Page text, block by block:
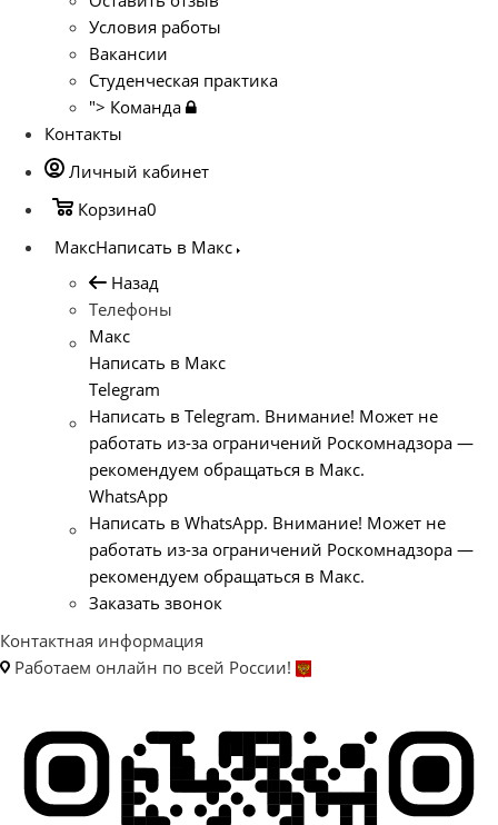
Условия работы
Вакансии
Студенческая практика
"> Команда
Контакты
Личный кабинет
Корзина0
МаксНаписать в Макс
Назад
Телефоны
Макс
Написать в Макс
Telegram
Написать в Telegram. Внимание! Может не
работать из-за ограничений Роскомнадзора —
рекомендуем обращаться в Макс.
WhatsApp
Написать в WhatsApp. Внимание! Может не
работать из-за ограничений Роскомнадзора —
рекомендуем обращаться в Макс.
Заказать звонок
Контактная информация
Работаем онлайн по всей России!